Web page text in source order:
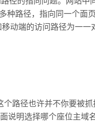
种路径，指向同一个面
动端的访问路径为一一
路径也许并不你要被抓
说明选择哪个座位主域名